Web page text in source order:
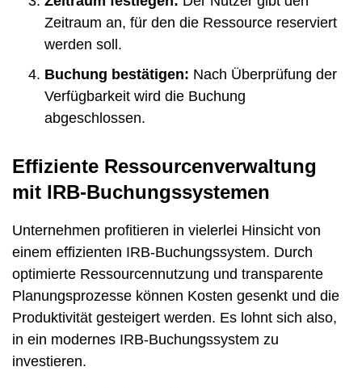
Zeitraum an, für den die Ressource reserviert
werden soll.
Buchung bestätigen: Nach Überprüfung der
Verfügbarkeit wird die Buchung
abgeschlossen.
Effiziente Ressourcenverwaltung
mit IRB-Buchungssystemen
Unternehmen profitieren in vielerlei Hinsicht von
einem effizienten IRB-Buchungssystem. Durch
optimierte Ressourcennutzung und transparente
Planungsprozesse können Kosten gesenkt und die
Produktivität gesteigert werden. Es lohnt sich also,
in ein modernes IRB-Buchungssystem zu
investieren.